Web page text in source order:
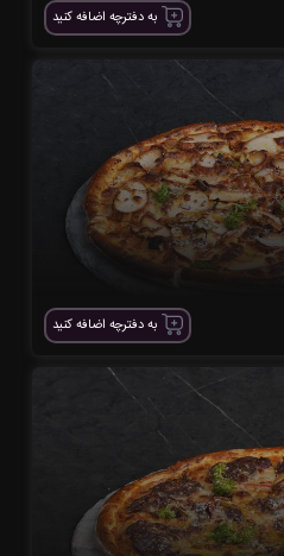
به دفترچه اضافه کنید
به دفترچه اضافه کنید